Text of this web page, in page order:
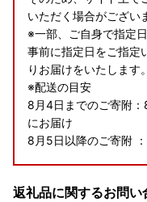
いただく場合がござい
※一部、ご自身で指定
事前に指定日をご指定
りお届けをいたします。
※配送の目安
8月4日までのご寄附
にお届け
8月5日以降のご寄附
■ヤマト運輸 荷物転送
返礼品に関するお問い